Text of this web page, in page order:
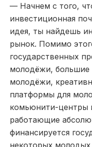
— Начнем с того,
инвестиционная
идея, ты найдешь
рынок. Помимо
государственных
молодёжи, большие
молодёжи,
платформы для
комьюнити-центры
работающие
финансируется
некоторых